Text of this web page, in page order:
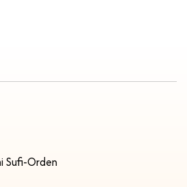
Sufi-Orden